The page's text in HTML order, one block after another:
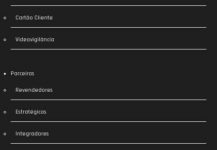
Cartão Cliente
Videovigilância
Parceiros
Revendedores
Estratégicos
Integradores